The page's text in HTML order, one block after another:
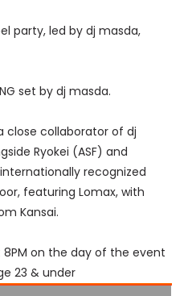
party, led by dj masda,
set by dj masda.
close collaborator of dj
Ryokei (ASF) and
internationally recognized
featuring Lomax, with
Kansai.
on the day of the event
23 & under